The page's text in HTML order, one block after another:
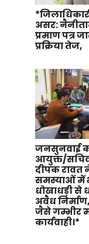
असर:
प्रमाण पत्र
प्रक्रिया तेज,
जनसुनवाई
आयुक्त/सचिव
दीपक रावत
समस्याओं में
धोखाधड़ी से
अवैध
जैसे गम्भीर
कार्यवाही।*